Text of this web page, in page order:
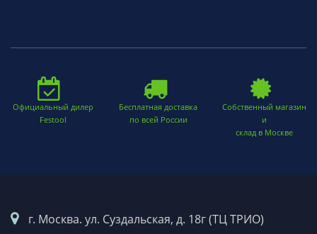
Официальный дилер
Festool
Бесплатная доставка
по всей России
Собственный магазин
и
склад в Москве
г. Москва. ул. Суздальская, д. 18г (ТЦ ТРИО)